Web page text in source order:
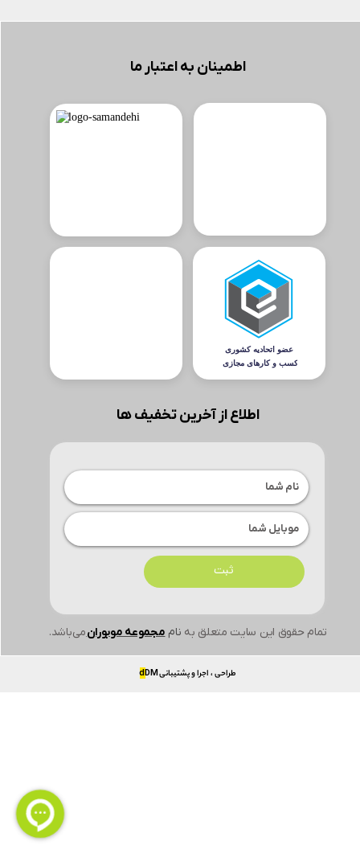
تمام حقوق این سایت متعلق به ناممجموعه موبورانمی‌باشد.
اطمینان به اعتبار ما
اطلاع از آخرین تخفیف ها
ثبت
طراحی ، اجرا و پشتیبانی dDM